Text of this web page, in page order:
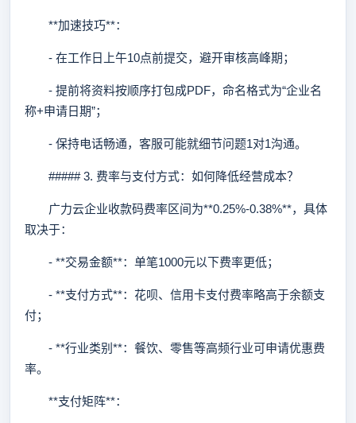
**加速技巧**：
- 在工作日上午10点前提交，避开审核高峰期；
- 提前将资料按顺序打包成PDF，命名格式为“企业名
称+申请日期”；
- 保持电话畅通，客服可能就细节问题1对1沟通。
##### 3. 费率与支付方式：如何降低经营成本？
广力云企业收款码费率区间为**0.25%-0.38%**，具体
取决于：
- **交易金额**：单笔1000元以下费率更低；
- **支付方式**：花呗、信用卡支付费率略高于余额支
付；
- **行业类别**：餐饮、零售等高频行业可申请优惠费
率。
**支付矩阵**：